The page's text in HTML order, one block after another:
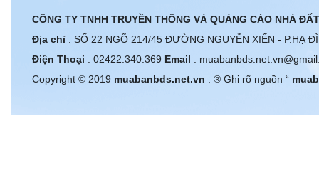
CÔNG TY TNHH TRUYỀN THÔNG VÀ QUẢNG CÁO NHÀ
Địa chỉ : SỐ 22 NGÕ 214/45 ĐƯỜNG NGUYỄN XIỂN - P.HẠ
Điện Thoại : 02422.340.369 Email :
Copyright © 2019 muabanbds.net.vn . ® Ghi rõ nguồn “